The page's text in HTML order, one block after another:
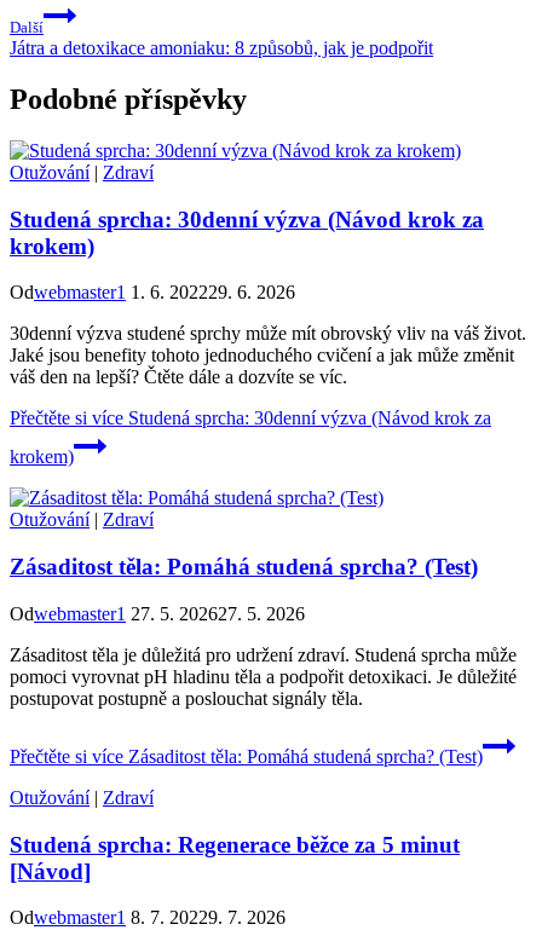
Další
Játra a detoxikace amoniaku: 8 způsobů, jak je podpořit
Podobné příspěvky
Otužování| Zdraví
Studená sprcha: 30denní výzva (Návod krok za
krokem)
Odwebmaster1 1. 6. 202229. 6. 2026
30denní výzva studené sprchy může mít obrovský vliv na váš život.
Jaké jsou benefity tohoto jednoduchého cvičení a jak může změnit
váš den na lepší? Čtěte dále a dozvíte se víc.
Přečtěte si více Studená sprcha: 30denní výzva (Návod krok za
krokem)
Otužování Zdraví
Zásaditost těla: Pomáhá studená sprcha? (Test)
Odwebmaster1 27. 5. 202627. 5. 2026
Zásaditost těla je důležitá pro udržení zdraví. Studená sprcha může
pomoci vyrovnat pH hladinu těla a podpořit detoxikaci. Je důležité
postupovat postupně a poslouchat signály těla.
Přečtěte si více Zásaditost těla: Pomáhá studená sprcha? (Test)
Otužování| Zdraví
Studená sprcha: Regenerace běžce za 5 minut
[Návod]
Odwebmaster1 8. 7. 20229. 7. 2026